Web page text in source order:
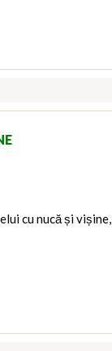
cu nucă și